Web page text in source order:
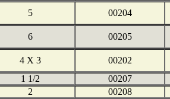
5 00204
6 00205
4 X 3 00202
1 1/2 00207
2 00208